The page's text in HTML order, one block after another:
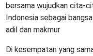
bersama wujudkan cita-
Indonesia sebagai
adil dan makmur
Di kesempatan yang